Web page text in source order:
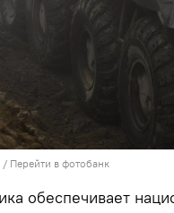
/ Перейти в фотобанк
обеспечивает